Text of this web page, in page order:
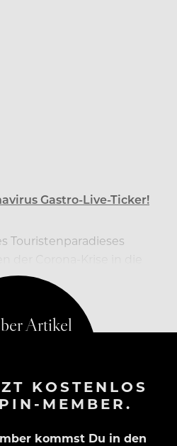
Gastro-Live-Ticker!
Touristenparadieses
KOSTENLOS
MEMBER.
kommst Du in den